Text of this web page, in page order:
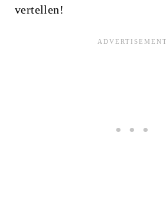
vertellen!